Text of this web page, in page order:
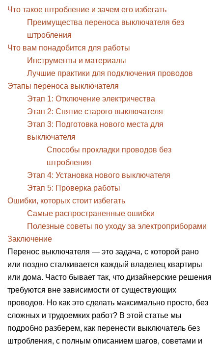
Что такое штробление и зачем его избегать
Преимущества переноса выключателя без
штробления
Что вам понадобится для работы
Инструменты и материалы
Лучшие практики для подключения проводов
Этапы переноса выключателя
Этап 1: Отключение электричества
Этап 2: Снятие старого выключателя
Этап 3: Подготовка нового места для
выключателя
Способы прокладки проводов без
штробления
Этап 4: Установка нового выключателя
Этап 5: Проверка работы
Ошибки, которых стоит избегать
Самые распространенные ошибки
Полезные советы по уходу за электроприборами
Заключение
Перенос выключателя — это задача, с которой рано
или поздно сталкивается каждый владелец квартиры
или дома. Часто бывает так, что дизайнерские решения
требуются вне зависимости от существующих
проводов. Но как это сделать максимально просто, без
сложных и трудоемких работ? В этой статье мы
подробно разберем, как перенести выключатель без
штробления, с полным описанием шагов, советами и